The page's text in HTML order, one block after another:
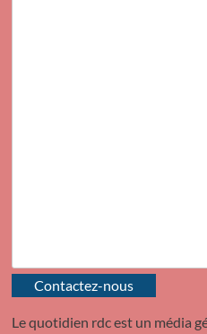
Contactez-nous
Le quotidien rdc est un média